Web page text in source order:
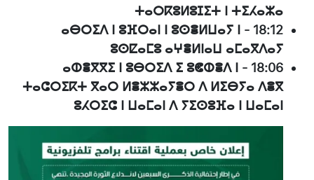
ⵜⴰⵔⴽⵓⵍⵓⵊⵉⵜ ⵏ ⵜⵉⵃⴰⵣⴰ
18:12
-
ⴰⴱⵔⵉⴷ ⵏ ⵓⴼⵔⴰⵏ ⵏ ⵓⵙⴻⵍⵡⴰⵢ ⵏ
ⵓⵙⵇⴰⵎⵓ ⴰⵖⴻⵍⵏⴰⵡ ⴰⵎⴰⴳⴷⴰⵢ
18:06
-
ⴰⵀⴻⴳⴳⵉ ⵏ ⵓⴱⵔⵉⴷ ⵉ ⵓⵞⵀⴻⴷ ⵏ
ⵜⴰⵛⵔⵉⴽⵜ ⴳⴰⵔ ⵍⴻⵣⵣⴰⵢⴻⵔ ⴷ ⵍⵉⴱⵢⴰ ⴷⴻⴳ
ⵓⵃⵔⵉⵛ ⵏ ⵡⴰⵎⴰⵏ ⴷ ⵢⵉⵙⵓⴼⴰ ⵏ ⵡⴰⵎⴰⵏ